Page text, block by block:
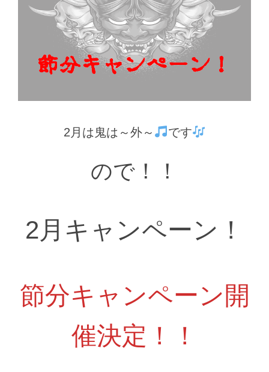
2月は鬼は～外～ です
ので！！
2月キャンペーン！
節分キャンペーン開
催決定！！